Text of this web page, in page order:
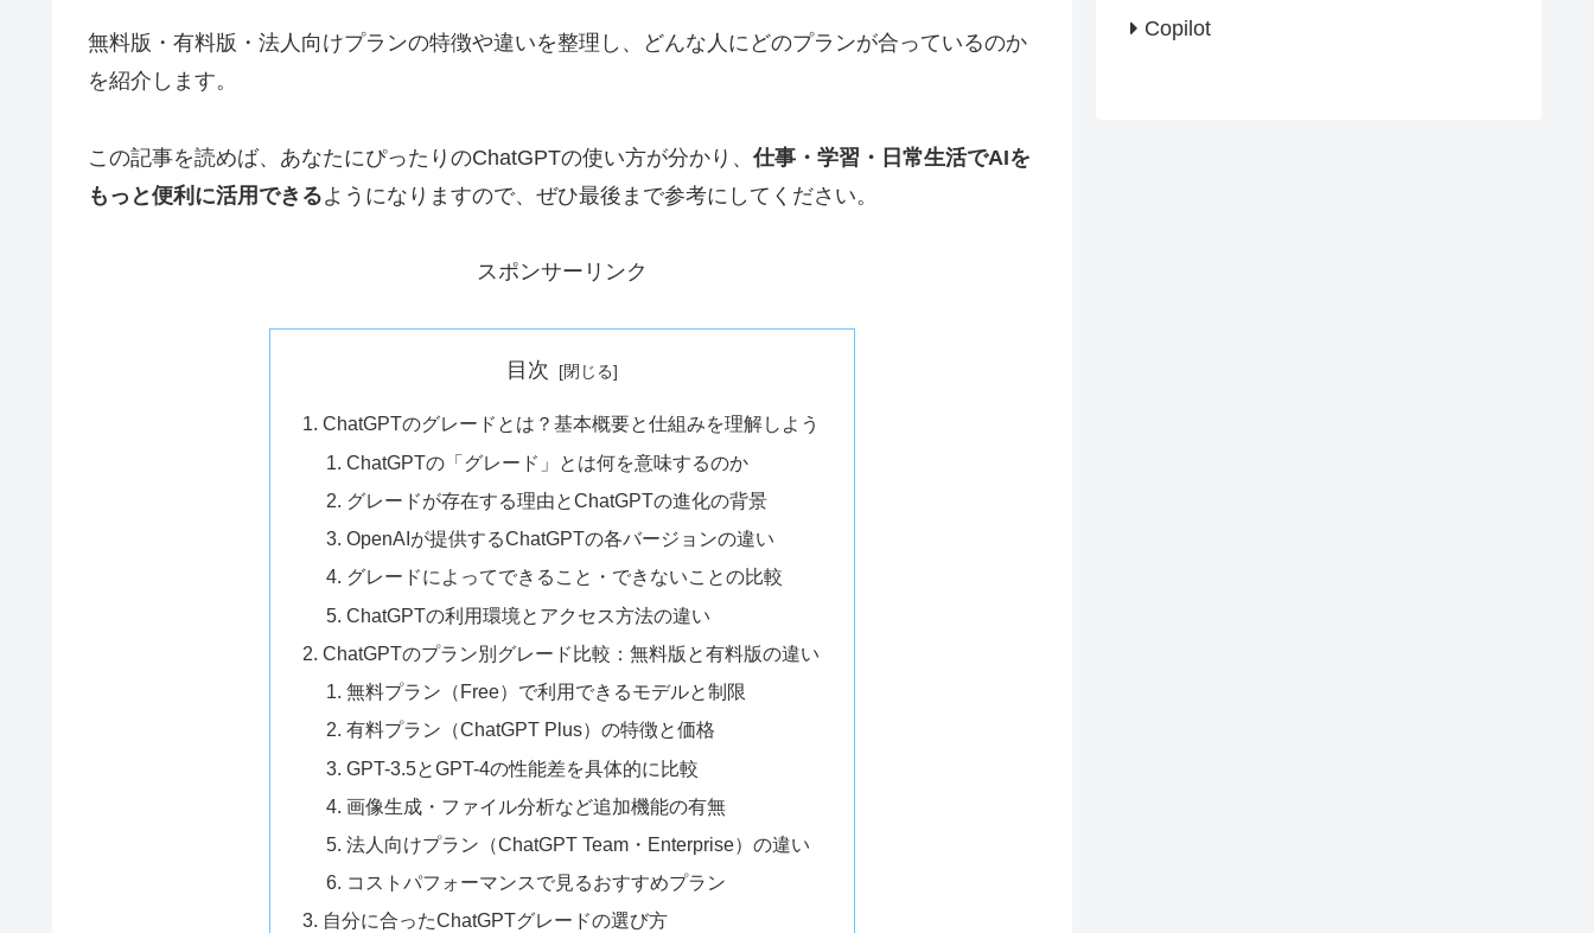
無料版・有料版・法人向けプランの特徴や違いを整理し、どんな人にどのプランが合っているのか
を紹介します。
この記事を読めば、あなたにぴったりのChatGPTの使い方が分かり、 仕事・学習・日常生活でAIを
もっと便利に活用できるようになりますので、ぜひ最後まで参考にしてください。
スポンサーリンク
目次
ChatGPTのグレードとは？基本概要と仕組みを理解しよう
ChatGPTの「グレード」とは何を意味するのか
グレードが存在する理由とChatGPTの進化の背景
OpenAIが提供するChatGPTの各バージョンの違い
グレードによってできること・できないことの比較
ChatGPTの利用環境とアクセス方法の違い
ChatGPTのプラン別グレード比較：無料版と有料版の違い
無料プラン（Free）で利用できるモデルと制限
有料プラン（ChatGPT Plus）の特徴と価格
GPT-3.5とGPT-4の性能差を具体的に比較
画像生成・ファイル分析など追加機能の有無
法人向けプラン（ChatGPT Team・Enterprise）の違い
コストパフォーマンスで見るおすすめプラン
自分に合ったChatGPTグレードの選び方
Copilot